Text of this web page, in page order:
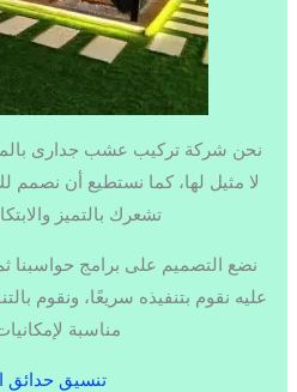
نحن شركة تركيب عشب جدارى
لا مثيل لها، كما نستطيع أن نصمم
تشعرك بالتميز
نضع التصميم على برامج حواسبنا
عليه نقوم بتنفيذه سريعًا، ونقوم
مناسبة
تنسيق حدائق